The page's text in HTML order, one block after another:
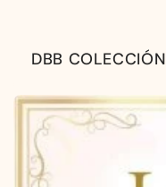
DBB COLECCIÓN